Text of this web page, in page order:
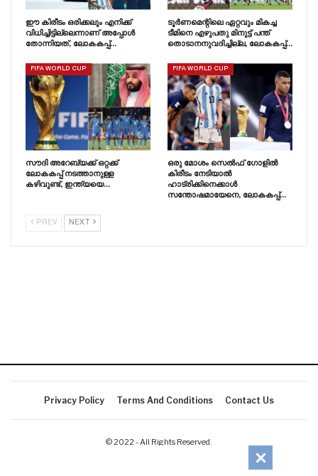
ഈ കിരീടം ഒരിക്കലും എനിക്ക്
വിധിച്ചിട്ടില്ലെന്നാണ് അപ്പോൾ
തോന്നിയത്, ലോകകപ്പ്…
ടൂർണമെന്റിലെ ഏറ്റവും മികച്ച
ടീമിനെ എഴുപതു മിനുട്ട് പന്ത്
തൊടാനനുവദിച്ചില്ല, ലോകകപ്പ്…
FIFA WORLD CUP
സൗദി അറേബ്യക്ക് ഒറ്റക്ക്
ലോകകപ്പ് നടത്താനുള്ള
കഴിവുണ്ട്, ഇന്ത്യയെ…
FIFA WORLD CUP
ഒരു മോശം സെൽഫ് ഗോളിൽ
കിരീടം നേടിയാൽ
ഹാട്രിക്കിനെക്കാൾ
സന്തോഷമായേനെ, ലോകകപ്പ്…
PREV NEXT
Privacy Policy Terms And Conditions Contact Us
© 2022 - All Rights Reserved.